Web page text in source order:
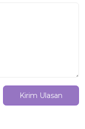
Kirim Ulasan